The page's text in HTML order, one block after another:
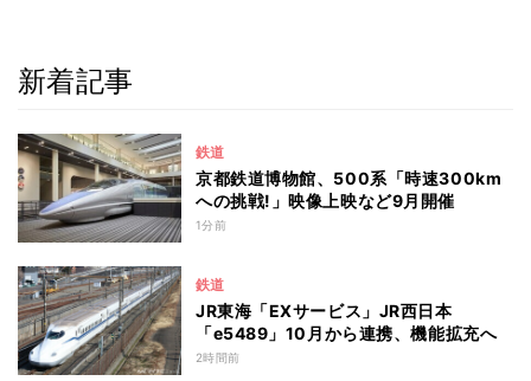
新着記事
鉄道
京都鉄道博物館、500系「時速300km
への挑戦!」映像上映など9月開催
1分前
鉄道
JR東海「EXサービス」JR西日本
「e5489」10月から連携、機能拡充へ
2時間前